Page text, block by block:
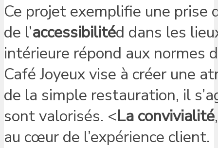
Ce projet exemplifie une prise
de l’accessibilitéd dans les
intérieure répond aux normes
Café Joyeux vise à créer une
de la simple restauration, il
sont valorisés. <La convivialité
au cœur de l’expérience client.